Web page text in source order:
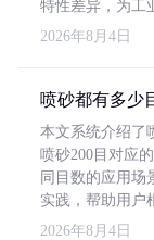
特性差异，为工
2026年8月4日
喷砂都有多少
本文系统介绍了
喷砂200目对应
同目数的应用场
实践，帮助用户
2026年8月4日